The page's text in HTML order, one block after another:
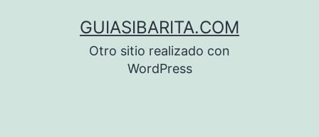
GUIASIBARITA.COM
Otro sitio realizado con
WordPress